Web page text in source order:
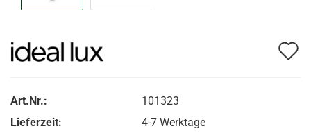
Art.Nr.:
101323
Lieferzeit:
4-7 Werktage